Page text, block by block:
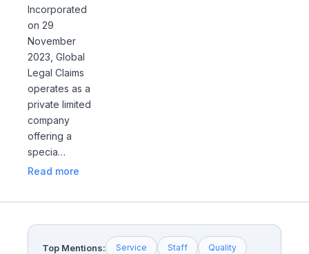
Incorporated
on 29
November
2023, Global
Legal Claims
operates as a
private limited
company
offering a
specia…
Read more
Top Mentions: Service Staff Quality